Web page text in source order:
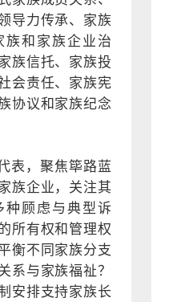
导力传承、家族
和家族企业治
族信托、家族投
会责任、家族宪
协议和家族纪念
表，聚焦筚路蓝
族企业，关注其
顾虑与典型诉
所有权和管理权
衡不同家族分支
系与家族福祉？
安排支持家族长